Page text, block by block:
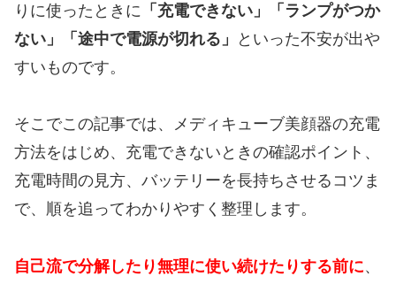
りに使ったときに 「充電できない」「ランプがつか
ない」「途中で電源が切れる」
といった不安が出や
すいものです。
そこでこの記事では、メディキューブ美顔器の充電
方法をはじめ、充電できないときの確認ポイント、
充電時間の見方、バッテリーを長持ちさせるコツま
で、順を追ってわかりやすく整理します。
自己流で分解したり無理に使い続けたりする前に、